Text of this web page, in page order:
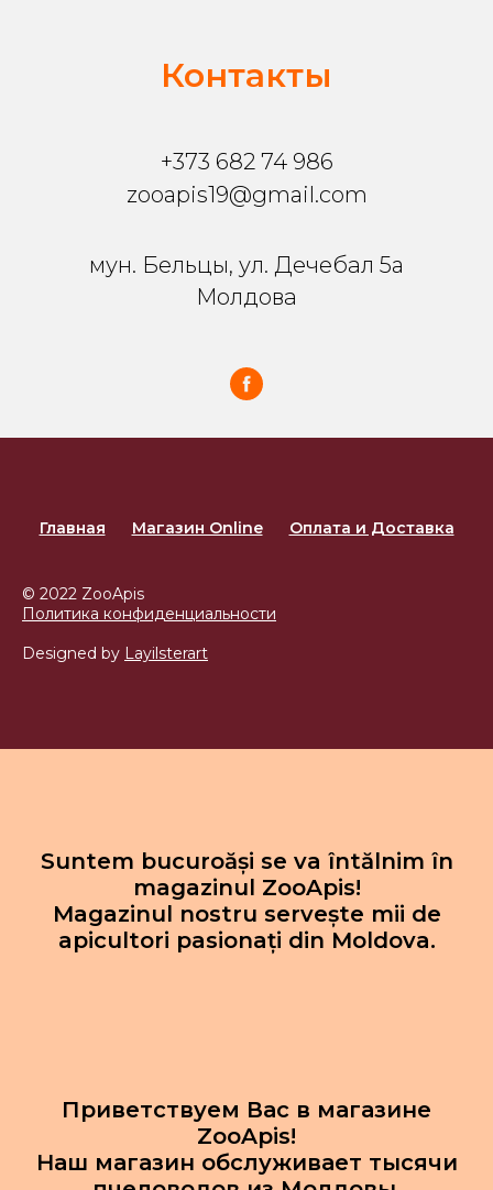
Контакты
+373 682 74 986
zooapis19@gmail.com
мун. Бельцы, ул. Дечебал 5a
Молдова
Главная Магазин Online Оплата и Доставка
© 2022 ZooApis
Политика конфиденциальности
Designed by Layilsterart
Suntem bucuroăși se va întălnim în
magazinul ZooApis!
Magazinul nostru servește mii de
apicultori pasionați din Moldova.
Приветствуем Вас в магазине
ZooApis!
Наш магазин обслуживает тысячи